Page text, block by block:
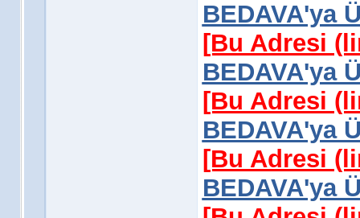
BEDAVA'ya
[Bu Adresi
BEDAVA'ya
[Bu Adresi
BEDAVA'ya
[Bu Adresi
BEDAVA'ya